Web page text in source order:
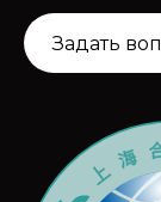
Задать